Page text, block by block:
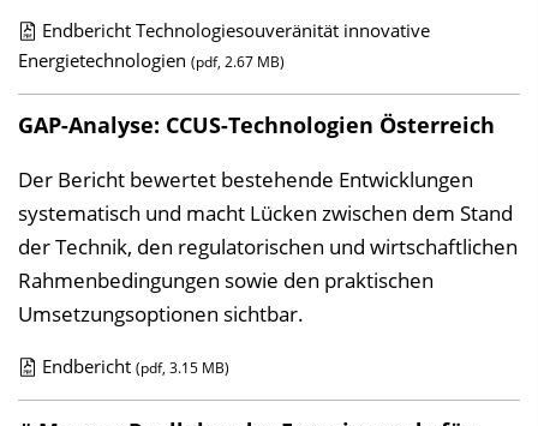
k
a
i
n
D
o
w
l
o
a
d
s
z
u
Endbericht Technologiesouveränität innovative
Energietechnologien (pdf, 2.67 MB)
GAP-Analyse: CCUS-Technologien Österreich
Der Bericht bewertet bestehende Entwicklungen
systematisch und macht Lücken zwischen dem Stand
der Technik, den regulatorischen und wirtschaftlichen
Rahmenbedingungen sowie den praktischen
Umsetzungsoptionen sichtbar.
D
Endbericht (pdf, 3.15 MB)